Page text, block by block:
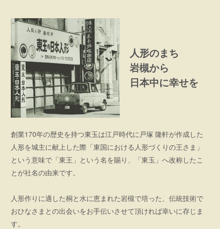
人形のまち
岩槻から
日本中に幸せを
創業170年の歴史を持つ東玉は江戸時代に戸塚 隆軒が作成した
人形を城主に献上した際「東国における人形づくりの王さま」
という意味で「東王」という名を賜り、「東玉」へ改称したこ
とが社名の由来です。
人形作りに適した桐と水に恵まれた岩槻で培った、伝統技術で
おひなさまとの出会いをお手伝いさせて頂ければ幸いに存じま
す。